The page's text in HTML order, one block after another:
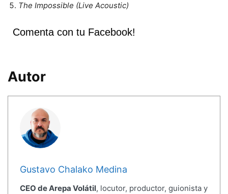
The Impossible (Live Acoustic)
Comenta con tu Facebook!
Autor
Gustavo Chalako Medina
CEO de Arepa Volátil, locutor, productor, guionista y